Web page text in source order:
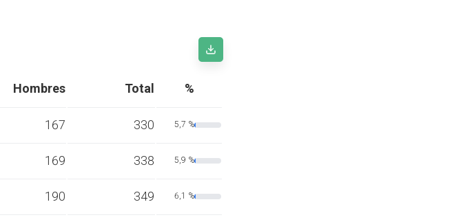
Hombres Total %
167 330 5,7 %
169 338 5,9 %
190 349 6,1 %